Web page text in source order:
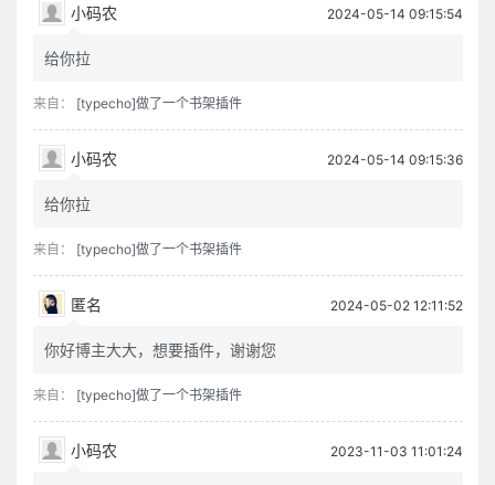
小码农 2024-05-14 09:15:54
给你拉
来自： [typecho]做了一个书架插件
小码农 2024-05-14 09:15:36
给你拉
来自： [typecho]做了一个书架插件
匿名 2024-05-02 12:11:52
你好博主大大，想要插件，谢谢您
来自： [typecho]做了一个书架插件
小码农 2023-11-03 11:01:24